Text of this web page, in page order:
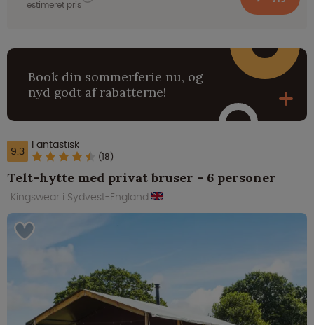
estimeret pris
Book din sommerferie nu, og
nyd godt af rabatterne!
9.3 Fantastisk
(18)
Telt-hytte med privat bruser - 6 personer
Kingswear i Sydvest-England